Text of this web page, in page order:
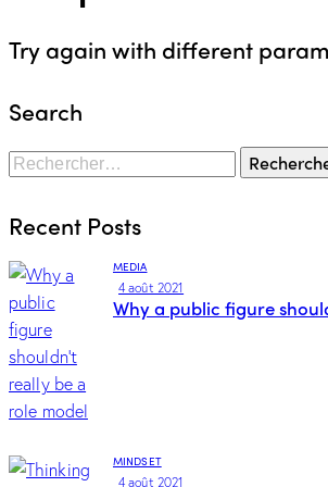
Try again with different
Search
Recent Posts
MEDIA
4 août 2021
Why a public figure
MINDSET
4 août 2021